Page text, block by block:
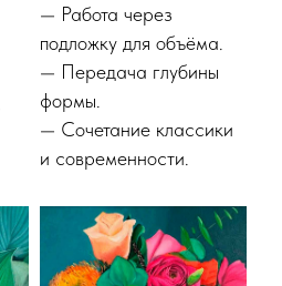
— Работа через
подложку для объёма.
— Передача глубины
формы.
— Сочетание классики
и современности.